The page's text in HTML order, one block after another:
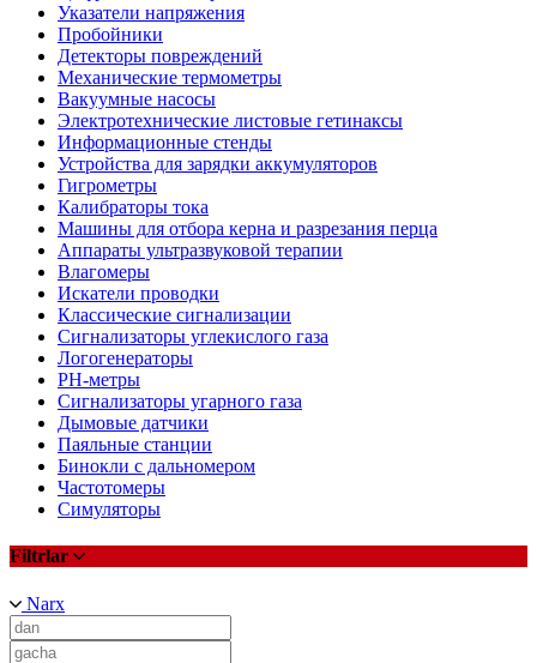
Указатели напряжения
Пробойники
Детекторы повреждений
Механические термометры
Вакуумные насосы
Электротехнические листовые гетинаксы
Информационные стенды
Устройства для зарядки аккумуляторов
Гигрометры
Калибраторы тока
Машины для отбора керна и разрезания перца
Аппараты ультразвуковой терапии
Влагомеры
Искатели проводки
Классические сигнализации
Сигнализаторы углекислого газа
Логогенераторы
PH-метры
Сигнализаторы угарного газа
Дымовые датчики
Паяльные станции
Бинокли с дальномером
Частотомеры
Симуляторы
Filtrlar
Narx